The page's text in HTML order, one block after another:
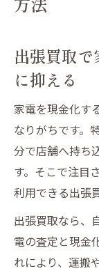
出張買取
に抑える
家電を現金化す
なりがちです。
分で店舗へ持ち
す。そこで注目
利用できる出張
出張買取なら、
電の査定と現金
れにより、運搬